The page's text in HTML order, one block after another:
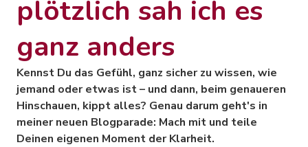
plötzlich sah ich es
ganz anders
Kennst Du das Gefühl, ganz sicher zu wissen, wie
jemand oder etwas ist – und dann, beim genaueren
Hinschauen, kippt alles? Genau darum geht's in
meiner neuen Blogparade: Mach mit und teile
Deinen eigenen Moment der Klarheit.